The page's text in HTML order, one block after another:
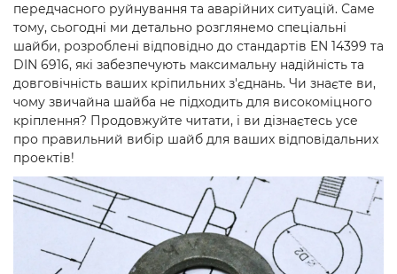
передчасного руйнування та аварійних ситуацій. Саме
тому, сьогодні ми детально розглянемо спеціальні
шайби, розроблені відповідно до стандартів EN 14399 та
DIN 6916, які забезпечують максимальну надійність та
довговічність ваших кріпильних з'єднань. Чи знаєте ви,
чому звичайна шайба не підходить для високоміцного
кріплення? Продовжуйте читати, і ви дізнаєтесь усе
про правильний вибір шайб для ваших відповідальних
проектів!